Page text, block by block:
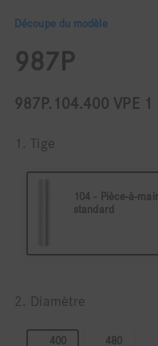
Découpe du modèle
987P
987P.104.400 VPE 1
1. Tige
104 - Pièce-à-
standard
2. Diamètre
400 480